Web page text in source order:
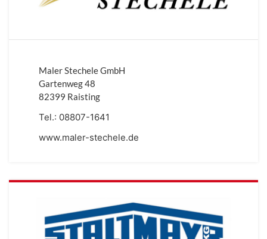
Maler Stechele GmbH
Gartenweg 48
82399 Raisting
Tel.: 08807-1641
www.maler-stechele.de